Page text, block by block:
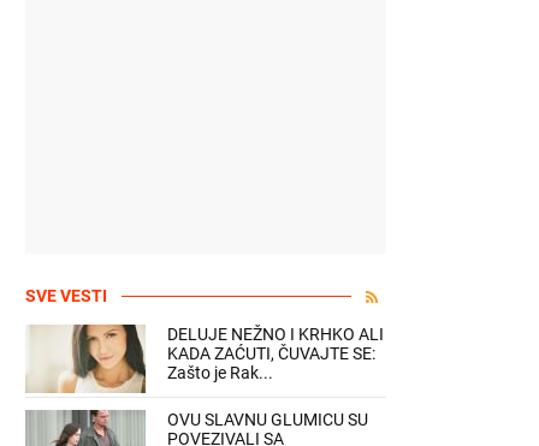
SVE VESTI
DELUJE NEŽNO I KRHKO ALI
KADA ZAĆUTI, ČUVAJTE SE:
Zašto je Rak...
OVU SLAVNU GLUMICU SU
POVEZIVALI SA